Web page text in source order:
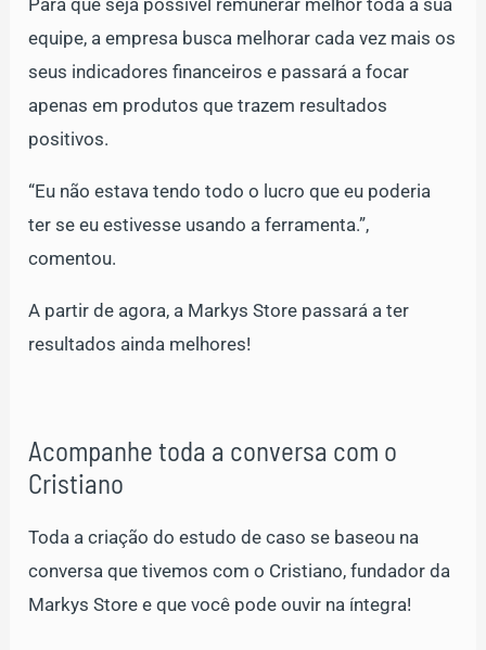
equipe, a empresa busca melhorar cada vez mais os
seus indicadores financeiros e passará a focar
apenas em produtos que trazem resultados
positivos.
“Eu não estava tendo todo o lucro que eu poderia
ter se eu estivesse usando a ferramenta.”,
comentou.
A partir de agora, a Markys Store passará a ter
resultados ainda melhores!
Acompanhe toda a conversa com o
Cristiano
Toda a criação do estudo de caso se baseou na
conversa que tivemos com o Cristiano, fundador da
Markys Store e que você pode ouvir na íntegra!